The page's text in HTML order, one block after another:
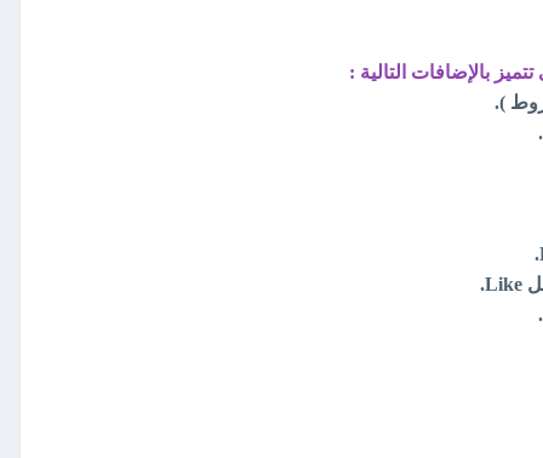
بالإضافات التالية :
).